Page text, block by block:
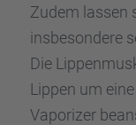
Zudem lassen
insbe­son­dere
Die
Lippen um
Vapori­zer